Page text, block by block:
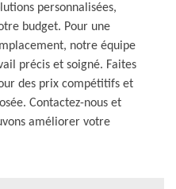
personnalisées,
budget. Pour une
notre équipe
précis et soigné. Faites
des prix compétitifs et
Contactez-nous et
améliorer votre